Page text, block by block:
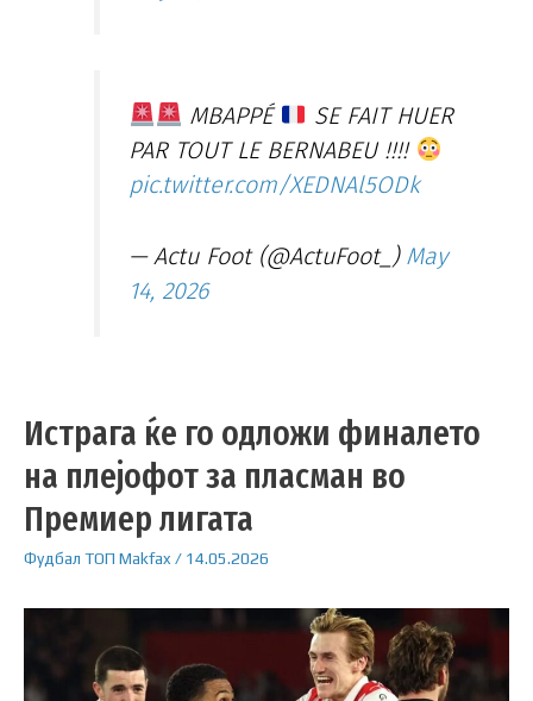
MBAPPÉ
SE FAIT HUER
PAR TOUT LE BERNABEU !!!!
pic.twitter.com/XEDNAl5ODk
— Actu Foot (@ActuFoot_) May
14, 2026
Истрага ќе го одложи финалето
на плејофот за пласман во
Премиер лигата
Фудбал ТОП Makfax / 14.05.2026